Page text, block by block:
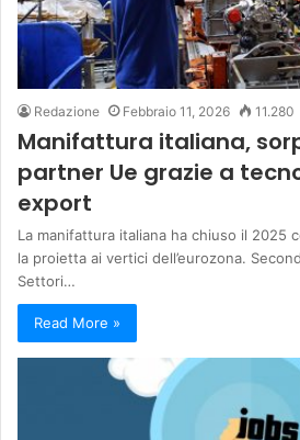
Redazione Febbraio 11, 2026 11.280
Manifattura italiana,
partner Ue grazie a
export
La manifattura italiana ha chiuso il 2025
la proietta ai vertici dell’eurozona.
Settori…
Read More »